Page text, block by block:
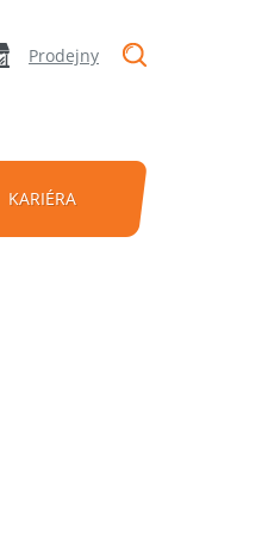
Prodejny
KARIÉRA